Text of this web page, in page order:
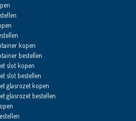
kopen
bestellen
slot kopen
slot bestellen
glasrozet kopen
glasrozet bestellen